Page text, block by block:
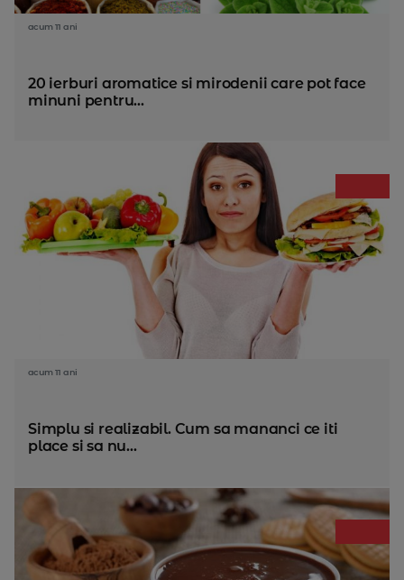
acum 11 ani
20 ierburi aromatice si mirodenii care pot face
minuni pentru...
acum 11 ani
Simplu si realizabil. Cum sa mananci ce iti
place si sa nu...